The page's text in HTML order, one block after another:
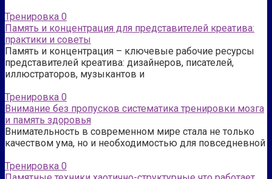
Тренировка 0
Память и концентрация для представителей креатива:
практики и советы
Память и концентрация – ключевые рабочие ресурсы
представителей креатива: дизайнеров, писателей,
иллюстраторов, музыкантов и
Тренировка 0
Внимание без пропусков систематика тренировки мозга
и память здоровья
Внимательность в современном мире стала не только
качеством ума, но и необходимостью для повседневной
Тренировка 0